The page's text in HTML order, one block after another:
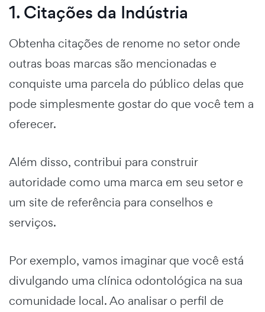
1. Citações da Indústria
Obtenha citações de renome no setor onde
outras boas marcas são mencionadas e
conquiste uma parcela do público delas que
pode simplesmente gostar do que você tem a
oferecer.
Além disso, contribui para construir
autoridade como uma marca em seu setor e
um site de referência para conselhos e
serviços.
Por exemplo, vamos imaginar que você está
divulgando uma clínica odontológica na sua
comunidade local. Ao analisar o perfil de